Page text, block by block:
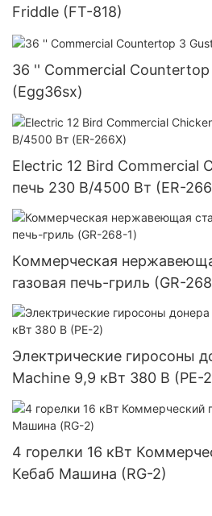
Friddle (FT-818)
36 '' Commercial Countertop
(Egg36sx)
Electric 12 Bird Commercial
печь 230 В/4500 Вт (ER-
Коммерческая
газовая печь-гриль (GR-
Электрические гиросоны
Machine 9,9 кВт 380 В (PE-
4 горелки 16 кВт
Кебаб Машина (RG-2)